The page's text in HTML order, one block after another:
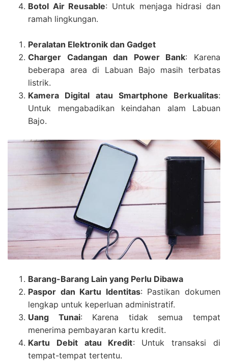
Botol Air Reusable: Untuk menjaga hidrasi dan
ramah lingkungan.
Peralatan Elektronik dan Gadget
Charger Cadangan dan Power Bank: Karena
beberapa area di Labuan Bajo masih terbatas
listrik.
Kamera Digital atau Smartphone Berkualitas:
Untuk mengabadikan keindahan alam Labuan
Bajo.
Barang-Barang Lain yang Perlu Dibawa
Paspor dan Kartu Identitas: Pastikan dokumen
lengkap untuk keperluan administratif.
Uang Tunai: Karena tidak semua tempat
menerima pembayaran kartu kredit.
Kartu Debit atau Kredit: Untuk transaksi di
tempat-tempat tertentu.